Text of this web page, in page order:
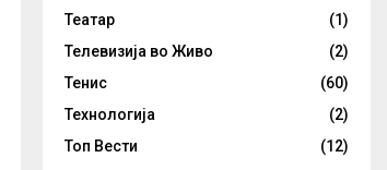
Театар
(1)
Телевизија во Живо
(2)
Тенис
(60)
Технологија
(2)
Топ Вести
(12)